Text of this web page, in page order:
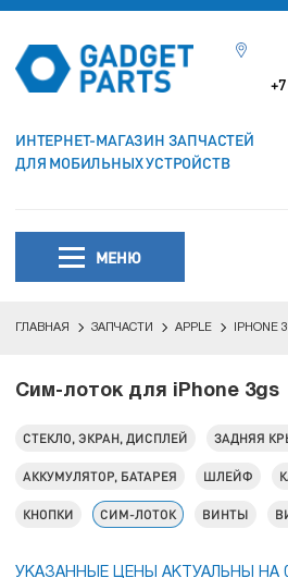
ИНТЕРНЕТ-МАГАЗИН ЗАПЧАСТЕЙ
ДЛЯ МОБИЛЬНЫХ УСТРОЙСТВ
МЕНЮ
ГЛАВНАЯ ЗАПЧАСТИ APPLE IPHONE
Сим-лоток для iPhone 3gs
СТЕКЛО, ЭКРАН, ДИСПЛЕЙ ЗАДНЯЯ
АККУМУЛЯТОР, БАТАРЕЯ ШЛЕЙФ
КНОПКИ СИМ-ЛОТОК ВИНТЫ
УКАЗАННЫЕ ЦЕНЫ АКТУАЛЬНЫ НА